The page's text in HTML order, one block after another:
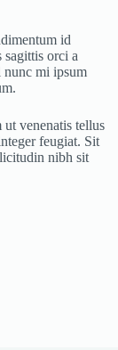
id
sagittis orci a
nunc mi ipsum
venenatis tellus
feugiat. Sit
nibh sit